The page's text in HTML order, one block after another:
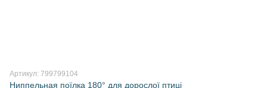
Артикул: 799799104
Ниппельная поїлка 180° для дорослої птиці